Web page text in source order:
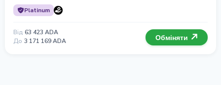
Platinum
Від 63 423 ADA
До 3 171 169 ADA Обміняти